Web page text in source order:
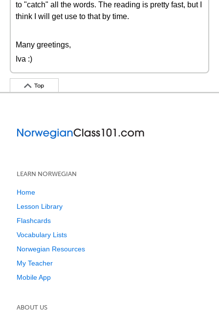
to "catch" all the words. The reading is pretty fast, but I
think I will get use to that by time.
Many greetings,
Iva :)
Top
LEARN NORWEGIAN
Home
Lesson Library
Flashcards
Vocabulary Lists
Norwegian Resources
My Teacher
Mobile App
ABOUT US